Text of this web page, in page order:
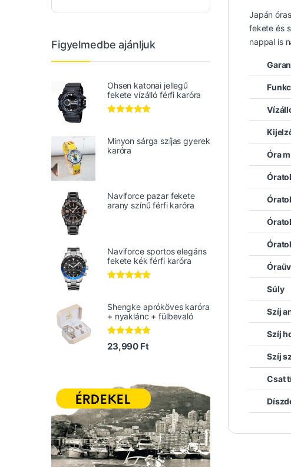
Japán
fekete és
nappal is
Óra
Súly
Szíj
Szíj
Szíj
Csat
Figyelmedbe ajánljuk
Ohsen katonai jellegű
fekete vízálló férfi karóra
Minyon sárga szíjas gyerek
karóra
Naviforce pazar fekete
arany színű férfi karóra
Naviforce sportos elegáns
fekete kék férfi karóra
Shengke apróköves karóra
+ nyaklánc + fülbevaló
Értékelés:
5.00/ 5
23,990 Ft